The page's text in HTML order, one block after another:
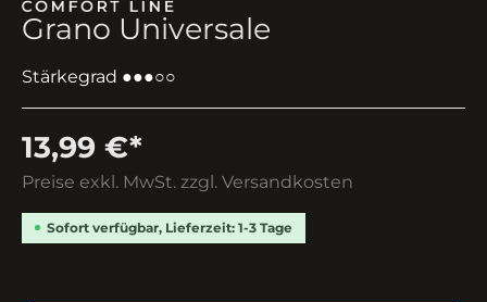
Grano Universale
Stärkegrad ●●●○○
13,99 €*
Preise exkl. MwSt. zzgl. Versandkosten
Sofort verfügbar, Lieferzeit: 1-3 Tage